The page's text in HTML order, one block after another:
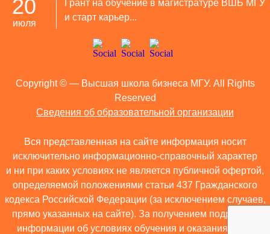
20
июля
Грант на обучение в магистратуре ВШБ МГУ
и старт карьер...
Copyright © — Высшая школа бизнеса МГУ. All Rights
Reserved
Сведения об образовательной организации
Вся представленная на сайте информация носит
исключительно информационно-справочный характер
и ни при каких условиях не является публичной офертой,
определяемой положениями статьи 437 Гражданского
кодекса Российской Федерации (за исключением случаев,
прямо указанных на сайте). За получением подробной
информации об условиях обучения и оказания иных